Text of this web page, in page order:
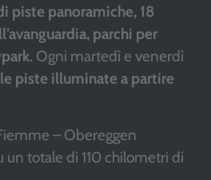
piste panoramiche, 18
parchi per
. Ogni martedì e venerdì
piste illuminate a partire
– Obereggen
un totale di 110 chilometri di